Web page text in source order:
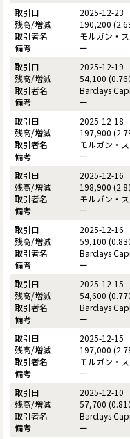
2025-12-23
190,200
モルガン・
ー
2025-12-19
54,100
Barclays
ー
2025-12-18
197,900
モルガン・
ー
2025-12-16
198,900
モルガン・
ー
2025-12-16
59,100
Barclays
ー
2025-12-15
54,600
Barclays
ー
2025-12-15
197,000
モルガン・
ー
2025-12-10
57,700
Barclays
ー